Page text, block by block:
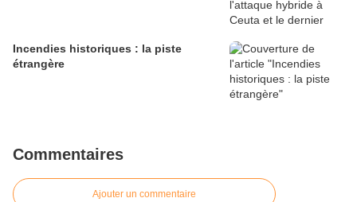
Incendies historiques : la piste
étrangère
Commentaires
Ajouter un commentaire